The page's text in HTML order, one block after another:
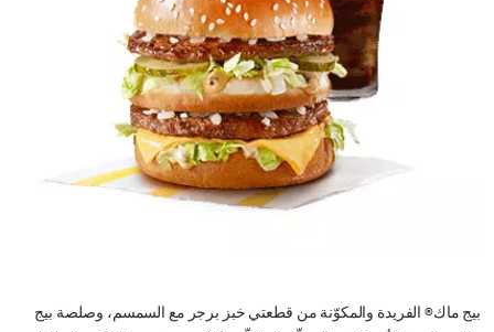
بيج ماك® الفريدة والمكوّنة من قطعتي خبز برجر مع السمسم، وصلصة بيج